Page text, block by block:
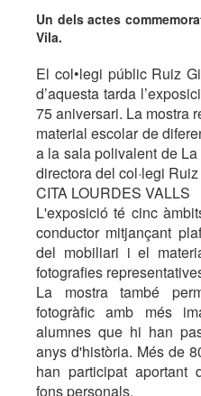
Un dels actes
Vila.
El col•legi públic Ruiz
d’aquesta tarda
75 aniversari. La mostra
material escolar de
a la sala polivalent de
directora del col·legi
CITA LOURDES VALLS
L'exposició té cinc
conductor mitjançant
del mobiliari i el
fotografies
La mostra també
fotogràfic amb més
alumnes que hi han
anys d'història. Més de
han participat aportant
fons personals.